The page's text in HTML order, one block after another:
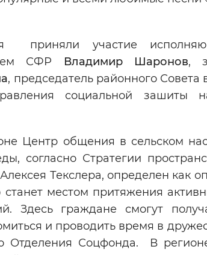
приняли участие
СФР
Владимир Шаронов,
, председатель районного Совета
социальной зашиты
Центр общения в сельском
согласно Стратегии
Текслера, определен как
местом притяжения
Здесь граждане смогут
и проводить время в
Отделения Соцфонда. В